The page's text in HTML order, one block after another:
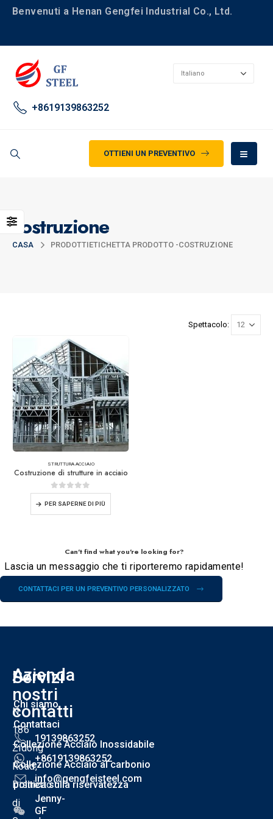
Benvenuti a Henan Gengfei Industrial Co., Ltd.
+8619139863252
OTTIENI UN PREVENTIVO
costruzione
CASA PRODOTTIETICHETTA PRODOTTO -COSTRUZIONE
Spettacolo:
STRUTTURA ACCIAIO
Costruzione di strutture in acciaio
0su 5
PER SAPERNE DI PIÙ
Can't find what you're looking for?
Lascia un messaggio che ti riporteremo rapidamente!
CONTATTACI PER UN PREVENTIVO PERSONALIZZATO
Azienda
N.
186
Zidong
Road,
Distretto
di
I
nostri
contatti
19139863252
+8619139863252
info@gengfeisteel.com
Jenny-
GF
Servizi
Chi siamo
Contattaci
Collezione Acciaio Inossidabile
Collezione Acciaio al carbonio
politica sulla riservatezza